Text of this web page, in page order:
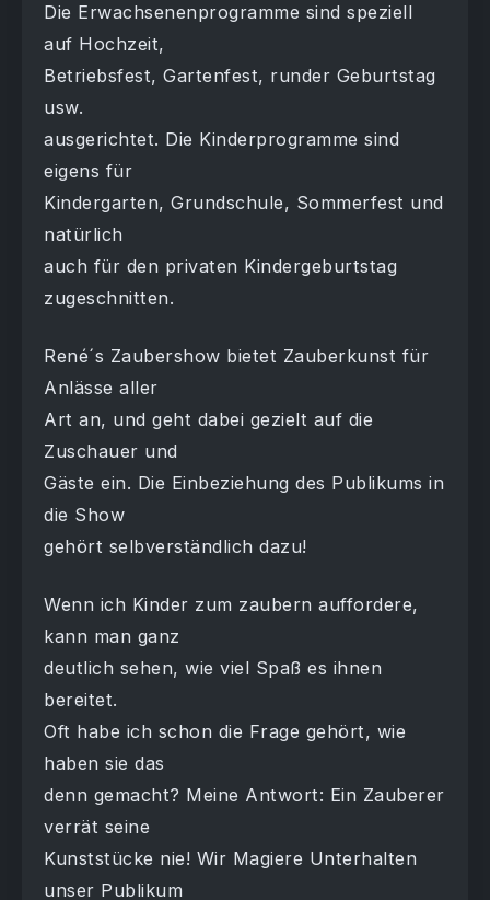
Die Erwachsenenprogramme sind speziell
auf Hochzeit,
Betriebsfest, Gartenfest, runder Geburtstag
usw.
ausgerichtet. Die Kinderprogramme sind
eigens für
Kindergarten, Grundschule, Sommerfest und
natürlich
auch für den privaten Kindergeburtstag
zugeschnitten.
René´s Zaubershow bietet Zauberkunst für
Anlässe aller
Art an, und geht dabei gezielt auf die
Zuschauer und
Gäste ein. Die Einbeziehung des Publikums in
die Show
gehört selbverständlich dazu!
Wenn ich Kinder zum zaubern auffordere,
kann man ganz
deutlich sehen, wie viel Spaß es ihnen
bereitet.
Oft habe ich schon die Frage gehört, wie
haben sie das
denn gemacht? Meine Antwort: Ein Zauberer
verrät seine
Kunststücke nie! Wir Magiere Unterhalten
unser Publikum